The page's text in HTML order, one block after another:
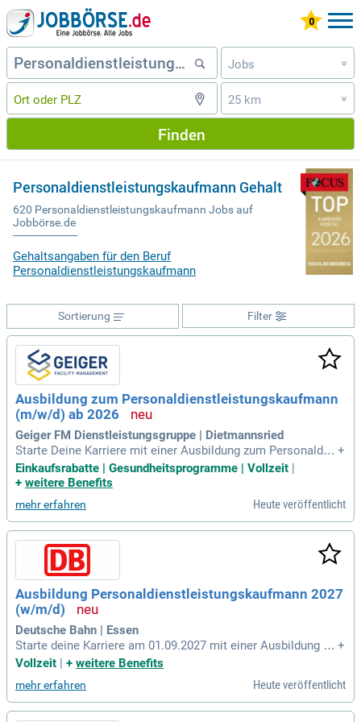
Jobs »
25 km »
Finden
Personaldienstleistungskaufmann Gehalt
620 Personaldienstleistungskaufmann Jobs auf
Jobbörse.de
Gehaltsangaben für den Beruf
Personaldienstleistungskaufmann
Filter
Sortierung
Ausbildung zum Personaldienstleistungskaufmann
(m/w/d) ab 2026
Geiger FM Dienstleistungsgruppe | Dietmannsried
Starte Deine Karriere mit einer Ausbildung zum Personaldie
nstleistungskaufmann (m/w/d)! In dieser vielseitigen Ausbil
dung entwickelst Du Fachkenntnisse in Personalgewinnung,
zwischen Unternehmen und Bewerbenden, während Du Dein
e sozialen Kompetenzen erweitern kannst. Spaß und Teamw
ork stehen bei uns im Vordergrund, um gemeinsam Ziele zu
erreichen. Du lernst alle relevanten Abteilungen kennen, von
Lohn- und Finanzbuchhaltung bis hin zu Recruiting. Nach der
Ausbildung hast Du die Möglichkeit, Deinen Traumjob in Dei
ner Wunschabteilung zu finden!
+
Einkaufsrabatte | Gesundheitsprogramme | Vollzeit |
+ weitere Benefits
mehr erfahren Heute veröffentlicht
Ausbildung Personaldienstleistungskaufmann 2027
(w/m/d)
Deutsche Bahn | Essen
Starte deine Karriere am 01.09.2027 mit einer Ausbildung zu
m Personaldienstleistungskaufmann (w/m/d) bei der Deuts
hältst du umfassende Einblicke in das Personalwesen, inklu
sive Personaladministration und -abrechnung. Du lernst alle
s über Arbeitsrecht, Tarifrecht sowie Datenschutz und Kom
+
Vollzeit
+ weitere Benefits
mehr erfahren Heute veröffentlicht